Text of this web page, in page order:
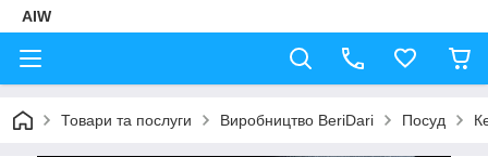
AIW
Товари та послуги Виробництво BeriDari Посуд